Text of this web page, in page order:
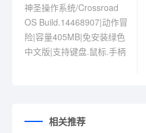
神圣操作系统/Crossroad
OS Build.14468907|动作冒
险|容量405MB|免安装绿色
中文版|支持键盘.鼠标.手柄
相关推荐